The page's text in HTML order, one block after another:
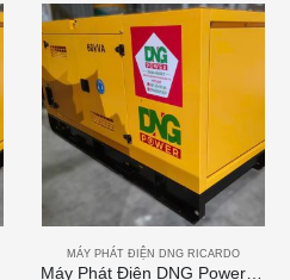
MÁY PHÁT ĐIỆN DNG RICARDO